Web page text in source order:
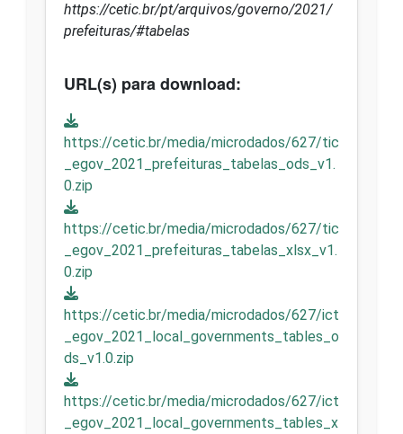
https://cetic.br/pt/arquivos/governo/2021/
prefeituras/#tabelas
URL(s) para download:
https://cetic.br/media/microdados/627/tic
_egov_2021_prefeituras_tabelas_ods_v1.
0.zip
https://cetic.br/media/microdados/627/tic
_egov_2021_prefeituras_tabelas_xlsx_v1.
0.zip
https://cetic.br/media/microdados/627/ict
_egov_2021_local_governments_tables_o
ds_v1.0.zip
https://cetic.br/media/microdados/627/ict
_egov_2021_local_governments_tables_x